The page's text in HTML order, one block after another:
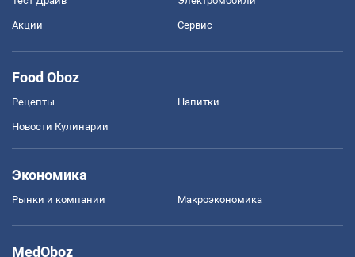
Акции Сервис
Food Oboz
Рецепты Напитки
Новости Кулинарии
Экономика
Рынки и компании Mакроэкономика
MedOboz